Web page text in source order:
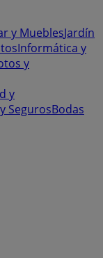
y MueblesJardín
Informática y
y
y
SegurosBodas